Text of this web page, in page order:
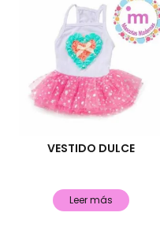
VESTIDO DULCE
Leer más